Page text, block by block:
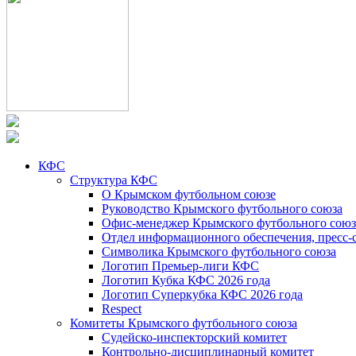
КФС
Структура КФС
О Крымском футбольном союзе
Руководство Крымского футбольного союза
Офис-менеджер Крымского футбольного
Отдел информационного обеспечения, пресс-
Символика Крымского футбольного союза
Логотип Премьер-лиги КФС
Логотип Кубка КФС 2026 года
Логотип Суперкубка КФС 2026 года
Respect
Комитеты Крымского футбольного союза
Судейско-инспекторский комитет
Контрольно-дисциплинарный комитет